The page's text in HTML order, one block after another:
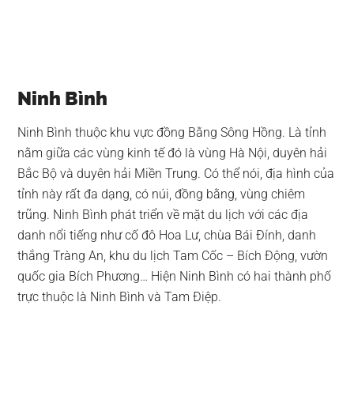
Ninh Bình
Ninh Bình thuộc khu vực đồng Bằng Sông Hồng. Là tỉnh
nằm giữa các vùng kinh tế đó là vùng Hà Nội, duyên hải
Bắc Bộ và duyên hải Miền Trung. Có thể nói, địa hình của
tỉnh này rất đa dạng, có núi, đồng bằng, vùng chiêm
trũng. Ninh Bình phát triển về mặt du lịch với các địa
danh nổi tiếng như cố đô Hoa Lư, chùa Bái Đính, danh
thắng Tràng An, khu du lịch Tam Cốc – Bích Động, vườn
quốc gia Bích Phương… Hiện Ninh Bình có hai thành phố
trực thuộc là Ninh Bình và Tam Điệp.